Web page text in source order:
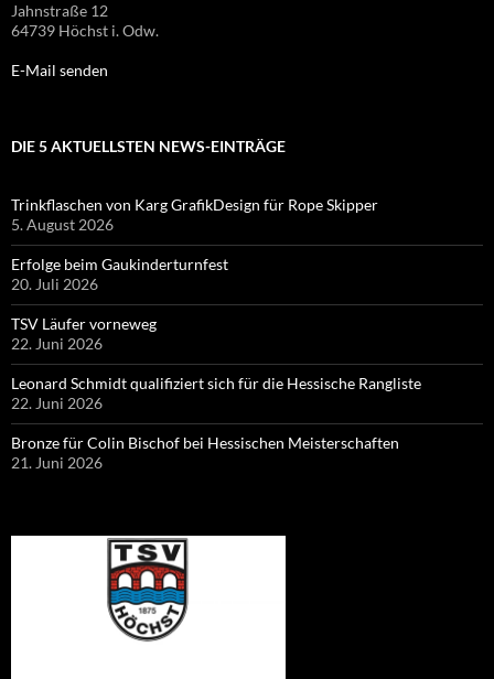
Jahnstraße 12
64739 Höchst i. Odw.
E-Mail senden
DIE 5 AKTUELLSTEN NEWS-EINTRÄGE
Trinkflaschen von Karg GrafikDesign für Rope Skipper
5. August 2026
Erfolge beim Gaukinderturnfest
20. Juli 2026
TSV Läufer vorneweg
22. Juni 2026
Leonard Schmidt qualifiziert sich für die Hessische Rangliste
22. Juni 2026
Bronze für Colin Bischof bei Hessischen Meisterschaften
21. Juni 2026